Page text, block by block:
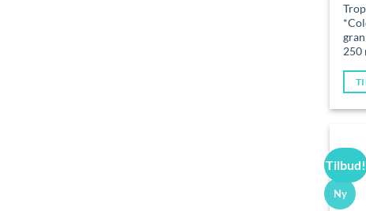
250
Tilbud!
Ny